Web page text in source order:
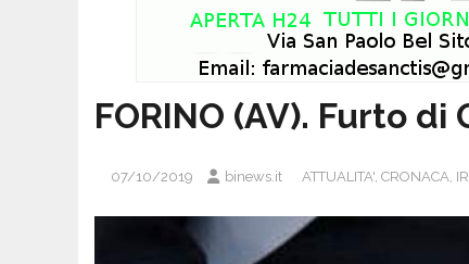
FORINO (AV). Furto
07/10/2019 binews.it ATTUALITA', CRONACA,